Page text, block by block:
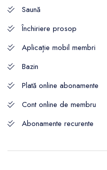
Saună
Închiriere prosop
Aplicație mobil membri
Bazin
Plată online abonamente
Cont online de membru
Abonamente recurente